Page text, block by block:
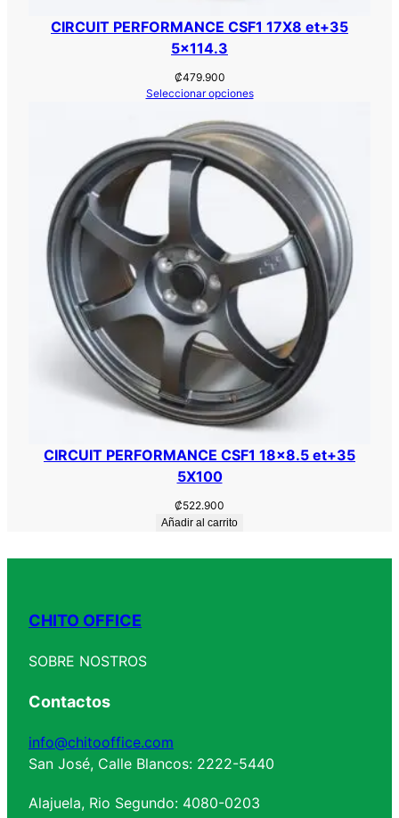
CIRCUIT PERFORMANCE CSF1 17X8 et+35
5×114.3
₡479.900
Seleccionar opciones
CIRCUIT PERFORMANCE CSF1 18×8.5 et+35
5X100
₡522.900
Añadir al carrito
CHITO OFFICE
SOBRE NOSTROS
Contactos
info@chitooffice.com
San José, Calle Blancos: 2222-5440
Alajuela, Rio Segundo: 4080-0203